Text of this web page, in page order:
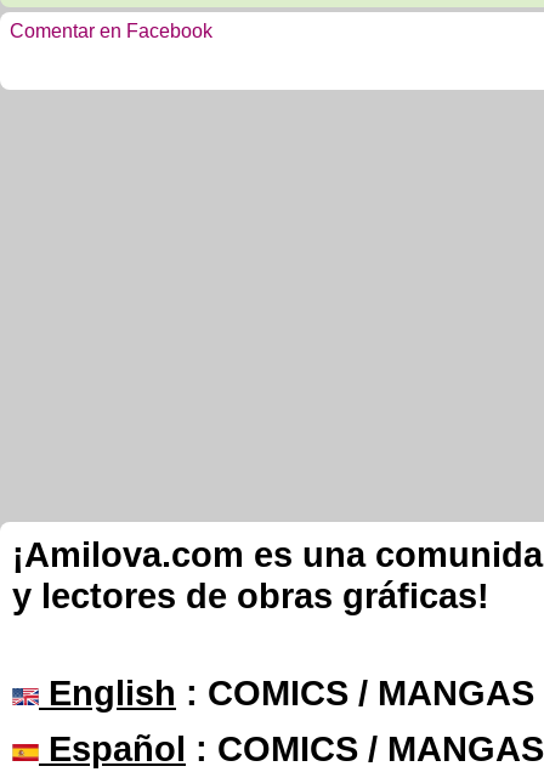
Comentar en Facebook
¡Amilova.com es una
y lectores de obras gráficas!
English : COMICS /
Español : COMICS /